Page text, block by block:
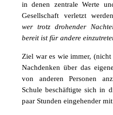
in denen zentrale Werte
Gesellschaft verletzt
wer trotz drohender
bereit ist für andere
Ziel war es wie immer,
Nachdenken über das
von anderen Personen
Schule beschäftigte sich in
paar Stunden eingehender